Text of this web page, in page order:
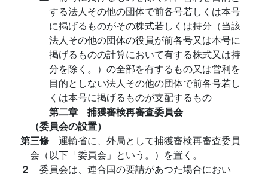
する法人その他の団体で前各号若しくは本号
に掲げるものがその株式若しくは持分（当該
法人その他の団体の役員が前各号又は本号に
掲げるものの計算において有する株式又は持
分を除く。）の全部を有するもの又は営利を
目的としない法人その他の団体で前各号若し
くは本号に掲げるものが支配するもの
第二章 捕獲審検再審査委員会
（委員会の設置）
第三條 運輸省に、外局として捕獲審検再審査委員
会（以下「委員会」という。）を置く。
２ 委員会は、連合国の要請があつた場合におい